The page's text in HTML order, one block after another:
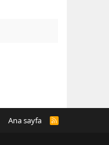
Ana sayfa
R